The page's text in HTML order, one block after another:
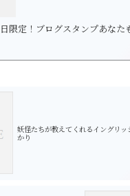
限定！ブログスタンプあなた
妖怪たちが教えてくれるイングリ
かり